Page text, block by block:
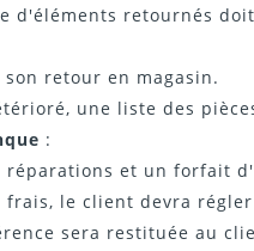
d'éléments retournés
retour en magasin.
une liste des
:
réparations et un forfait
le client devra
sera restituée au